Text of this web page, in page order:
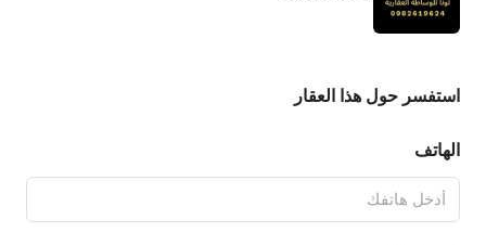
استفسر حول هذا العقار
الهاتف